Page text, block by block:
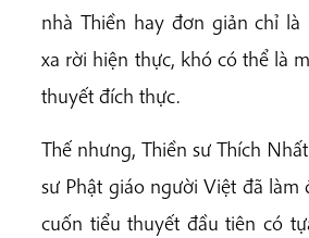
nhà Thiền hay đơn giản chỉ là
xa rời hiện thực, khó có thể là
thuyết đích thực.
Thế nhưng, Thiền sư Thích
sư Phật giáo người Việt đã làm
cuốn tiểu thuyết đầu tiên có